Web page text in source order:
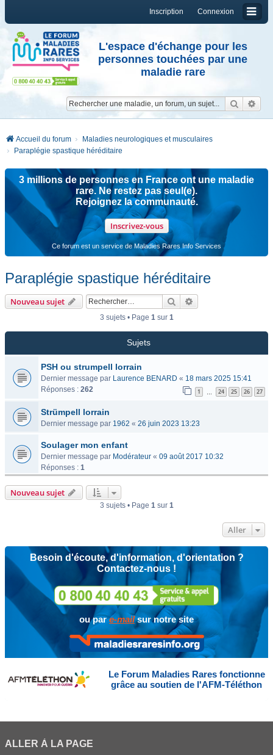
Connexion
Inscription
L'espace d'échange pour les
personnes touchées par une
maladie rare
Accueil du forum
Maladies neurologiques et musculaires
Paraplégie spastique héréditaire
3 millions de personnes en France ont une maladie
rare. Ne restez pas seul(e).
Rejoignez la communauté.
Inscrivez-vous
Ce forum est un service de Maladies Rares Info Services
Paraplégie spastique héréditaire
Nouveau sujet Rechercher
3 sujets • Page 1sur 1
Sujets
PSH ou strumpell lorrain
Dernier message par Laurence BENARD « 18 mars 2025 15:41
Réponses : 262 1 24 25 26 27
Strümpell lorrain
Dernier message par 1962 « 26 juin 2023 13:23
Soulager mon enfant
Dernier message par Modérateur « 09 août 2017 10:32
Réponses : 1
Nouveau sujet
3 sujets • Page 1sur 1
Aller
Besoin d'écoute, d'information, d'orientation ?
Contactez-nous !
ou pare-mailsur notre site
Le Forum Maladies Rares fonctionne
grâce au soutien de l'AFM-Téléthon
ALLER À LA PAGE